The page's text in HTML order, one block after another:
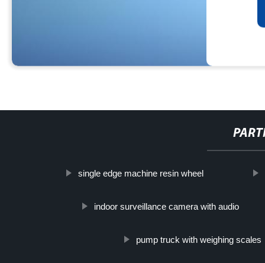
single edge machine resin wheel
indoor surveillance camera with audio
pump truck with weighing scales